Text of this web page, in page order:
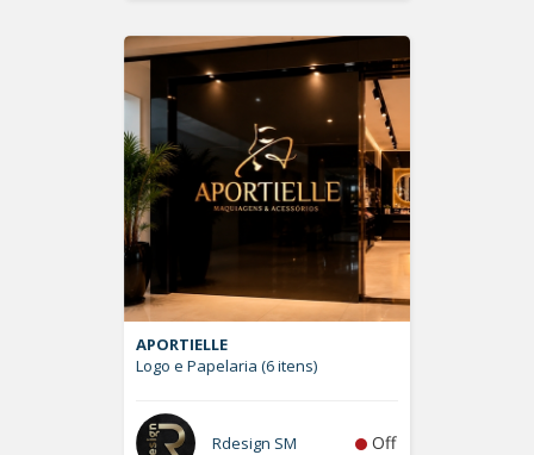
APORTIELLE
Logo e Papelaria (6 itens)
Rdesign SM Off